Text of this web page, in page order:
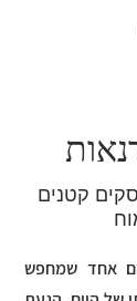
קטנים
אחד שמחפש